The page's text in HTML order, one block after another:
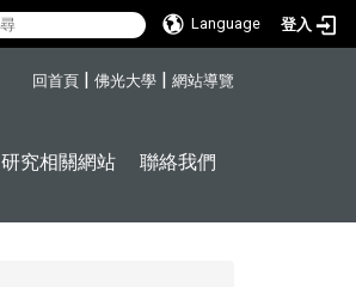
Language 登入
回首頁 | 佛光大學 | 網站導覽
研究相關網站 聯絡我們